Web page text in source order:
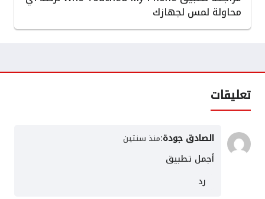
محاولة لمس لجهازك
تعليقات
الصادق جودة:منذ سنتين
أجمل تطبيق
رد